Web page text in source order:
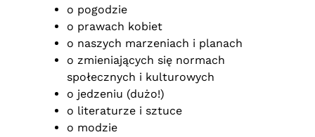
o pogodzie
o prawach kobiet
o naszych marzeniach i planach
o zmieniających się normach
społecznych i kulturowych
o jedzeniu (dużo!)
o literaturze i sztuce
o modzie